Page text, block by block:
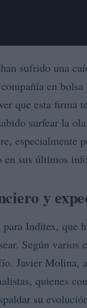
han sufrido una
en
que esta firma
surfear la
especialmente
en sus últimos
y
Inditex, que
Según varios
Javier Molina,
quienes
su